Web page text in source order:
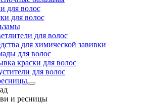
для волос
для волос
для волос
для химической завивки
для волос
краски для волос
для волос
и ресницы